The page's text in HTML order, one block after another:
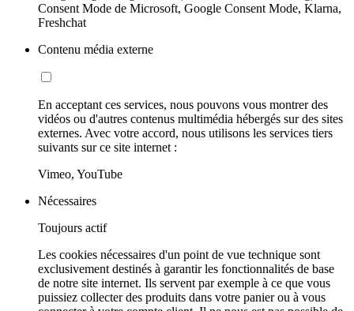
Consent Mode de Microsoft, Google Consent Mode, Klarna,
Freshchat
Contenu média externe
En acceptant ces services, nous pouvons vous montrer des
vidéos ou d'autres contenus multimédia hébergés sur des sites
externes. Avec votre accord, nous utilisons les services tiers
suivants sur ce site internet :
Vimeo, YouTube
Nécessaires
Toujours actif
Les cookies nécessaires d'un point de vue technique sont
exclusivement destinés à garantir les fonctionnalités de base
de notre site internet. Ils servent par exemple à ce que vous
puissiez collecter des produits dans votre panier ou à vous